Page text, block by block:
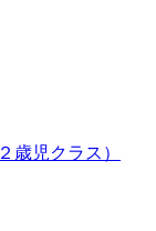
歳児クラス）